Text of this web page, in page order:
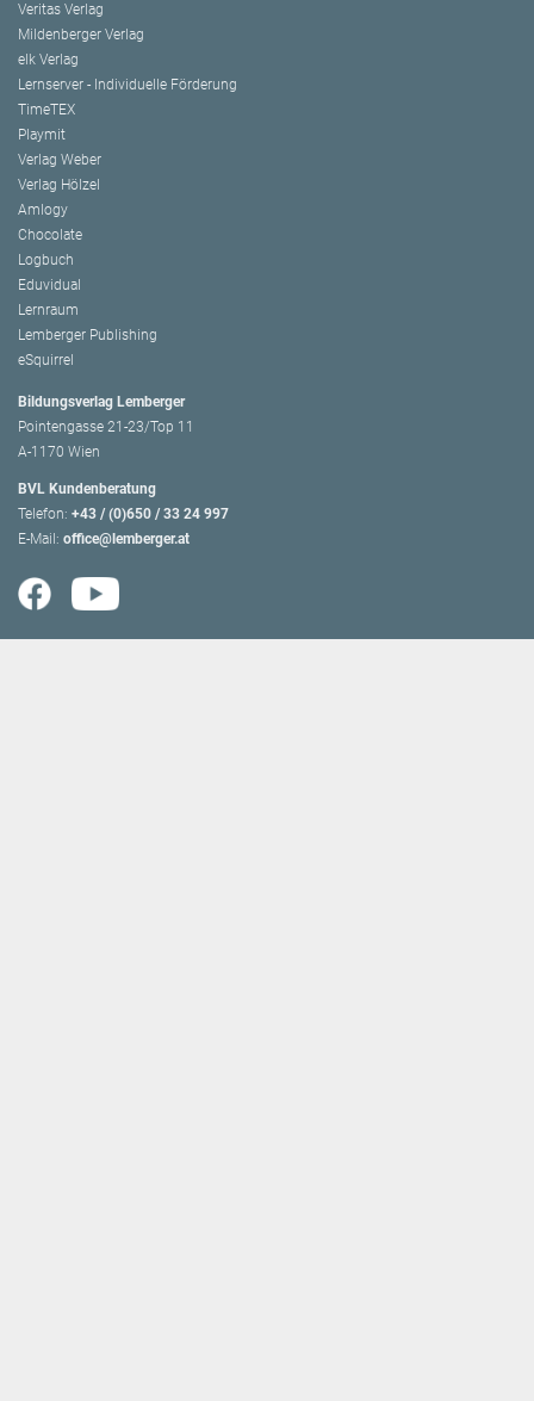
Veritas Verlag
Mildenberger Verlag
elk Verlag
Lernserver - Individuelle Förderung
TimeTEX
Playmit
Verlag Weber
Verlag Hölzel
Amlogy
Chocolate
Logbuch
Eduvidual
Lernraum
Lemberger Publishing
eSquirrel
Bildungsverlag Lemberger
Pointengasse 21-23/Top 11
A-1170 Wien
BVL Kundenberatung
Telefon: +43 / (0)650 / 33 24 997
E-Mail: office@lemberger.at